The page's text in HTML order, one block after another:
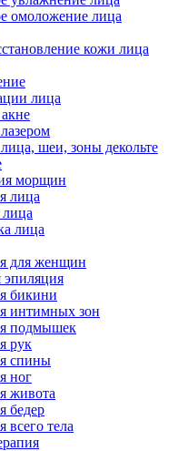
омоложение лица
кожи лица
лица
шеи, зоны декольте
морщин
лица
лица
для женщин
эпиляция
бикини
интимных зон
подмышек
рук
спины
ног
живота
бедер
всего тела